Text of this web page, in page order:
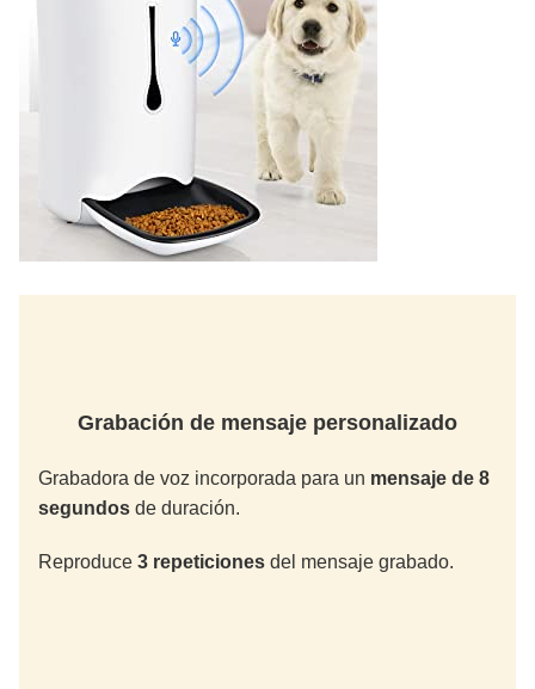
Grabación de mensaje personalizado
Grabadora de voz incorporada para un mensaje de 8
segundos de duración.
Reproduce 3 repeticiones del mensaje grabado.